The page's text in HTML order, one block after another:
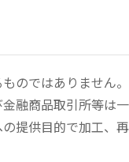
のではありません
融商品取引所等は
提供目的で加工、